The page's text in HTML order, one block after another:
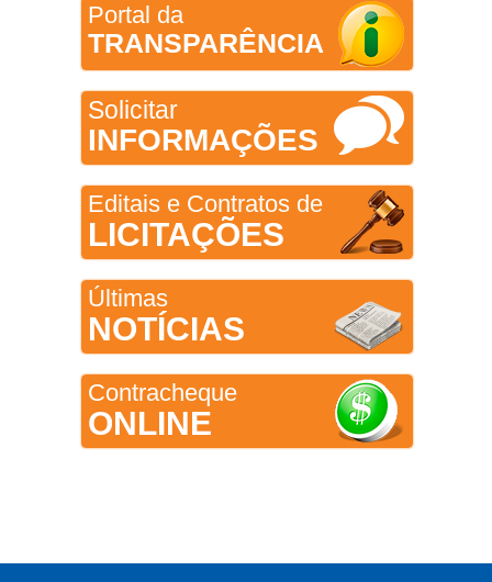
Portal da
TRANSPARÊNCIA
Solicitar
INFORMAÇÕES
Editais e Contratos de
LICITAÇÕES
Últimas
NOTÍCIAS
Contracheque
ONLINE